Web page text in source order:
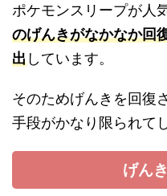
ポケモンスリープが人
のげんきがなかなか回
出しています。
そのためげんきを回復
手段がかなり限られて
げん